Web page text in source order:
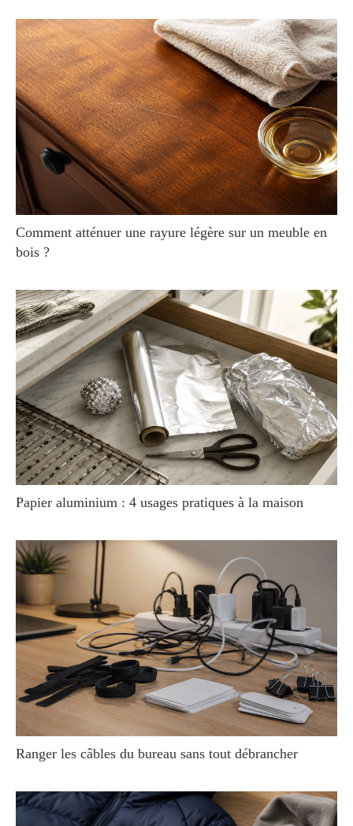
Comment atténuer une rayure légère sur un meuble en
bois ?
Papier aluminium : 4 usages pratiques à la maison
Ranger les câbles du bureau sans tout débrancher